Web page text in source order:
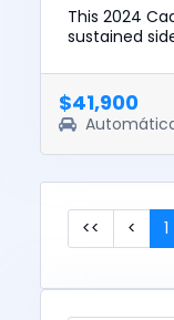
This 2024
sustained
this vehicle
$41,900
<< < 1